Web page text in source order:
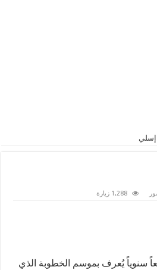
إسلي
1,288 زيارة
سنوياً يُعرف بموسم الخطوبة الذي